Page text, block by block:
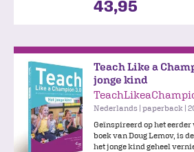
technieken dienen als
mogelijkheid om het
43,95
Teach Like a
jonge kind
Nederlands | paperback |
Geïnspireerd op het
boek van Doug Lemov, is
het jonge kind geheel